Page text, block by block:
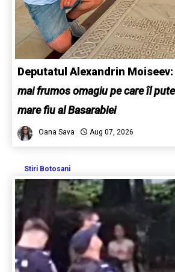
Deputatul Alexandrin Moiseev:
mai frumos omagiu pe care îl
mare fiu al Basarabiei
Oana Sava Aug 07, 2026
Stiri Botosani